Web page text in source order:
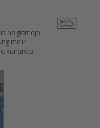
neigiamojo
ir
kontakto.